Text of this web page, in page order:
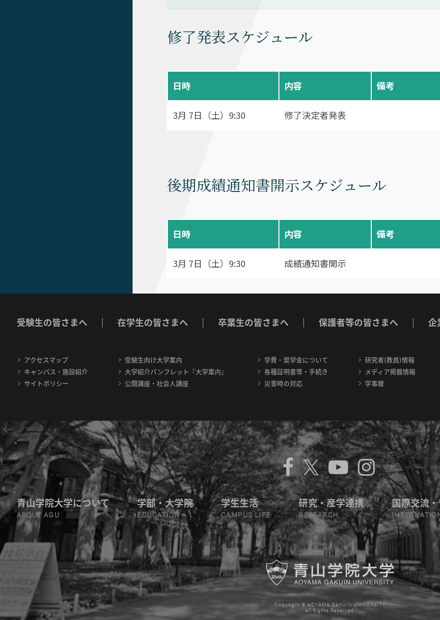
修了発表スケジュール
日時 内容 備考
3月 7日（土）9:30 修了決定者発表
後期成績通知書開示スケジュール
日時 内容 備考
3月 7日（土）9:30 成績通知書開示
受験生の皆さまへ 在学生の皆さまへ 卒業生の皆さまへ 保護者等の皆さまへ 企
アクセスマップ
キャンパス・施設紹介
サイトポリシー
受験生向け大学案内
大学紹介パンフレット『大学案内』
公開講座・社会人講座
学費・奨学金について
各種証明書等・手続き
災害時の対応
研究者(教員)情報
メディア掲載情報
学事暦
青山学院大学について
ABOUT AGU
学部・大学院
EDUCATION
学生生活
CAMPUS LIFE
研究・産学連携
RESEARCH
国際交流
Copyright © AOYAMA GAKUIN UNIVERSITY
All Rights Reserved.